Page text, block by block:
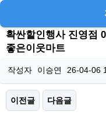
확싼할인행사 진영점
좋은이웃마트
작성자 이승연 26-04-06
이전글 다음글